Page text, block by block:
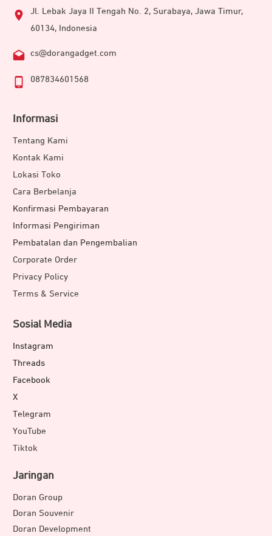
Jl. Lebak Jaya II Tengah No. 2, Surabaya, Jawa Timur,
60134, Indonesia
cs@dorangadget.com
087834601568
Informasi
Tentang Kami
Kontak Kami
Lokasi Toko
Cara Berbelanja
Konfirmasi Pembayaran
Informasi Pengiriman
Pembatalan dan Pengembalian
Corporate Order
Privacy Policy
Terms & Service
Sosial Media
Instagram
Threads
Facebook
X
Telegram
YouTube
Tiktok
Jaringan
Doran Group
Doran Souvenir
Doran Development